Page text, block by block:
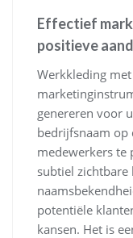
Effectief
positieve
Werkkleding
genereren voor
bedrijfsnaam op
medewerkers te
subtiel
potentiële
kansen. Het is